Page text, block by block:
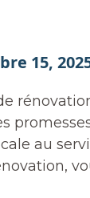
15,
au